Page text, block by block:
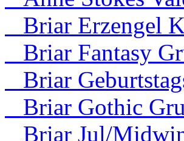
Briar Erzengel
Briar Fantasy
Briar
Briar Gothic
Briar Jul/